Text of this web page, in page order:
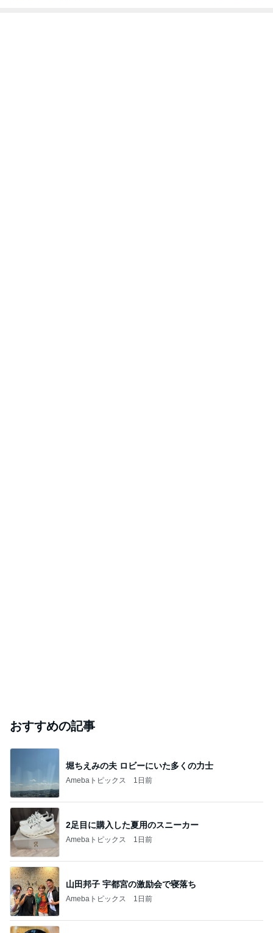
おすすめの記事
堀ちえみの夫 ロビーにいた多くの力士
Amebaトピックス 1日前
2足目に購入した夏用のスニーカー
Amebaトピックス 1日前
山田邦子 宇都宮の激励会で寝落ち
Amebaトピックス 1日前